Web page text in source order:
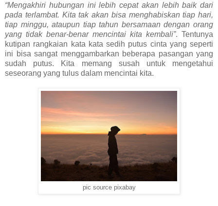
“Mengakhiri hubungan ini lebih cepat akan lebih baik dari
pada terlambat. Kita tak akan bisa menghabiskan tiap hari,
tiap minggu, ataupun tiap tahun bersamaan dengan orang
yang tidak benar-benar mencintai kita kembali”. Tentunya
kutipan rangkaian kata kata sedih putus cinta yang seperti
ini bisa sangat menggambarkan beberapa pasangan yang
sudah putus. Kita memang susah untuk mengetahui
seseorang yang tulus dalam mencintai kita.
pic source pixabay